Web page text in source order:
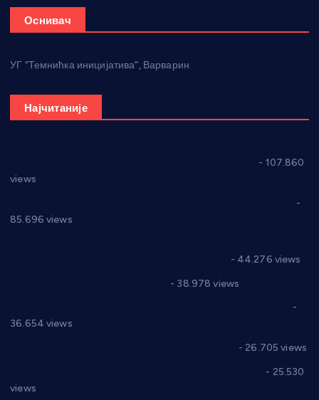
Оснивач
УГ “Темнићка иницијатива”, Варварин
Најчитаније
- 107.860
views
-
85.696 views
- 44.276 views
- 38.978 views
-
36.654 views
- 26.705 views
- 25.530
views